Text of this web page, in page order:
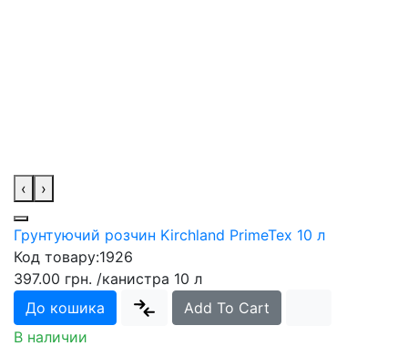
‹ ›
Грунтуючий розчин Kirchland PrimeTex 10 л
Код товару:1926
397.00 грн. /канистра 10 л
До кошика
Add To Cart
В наличии